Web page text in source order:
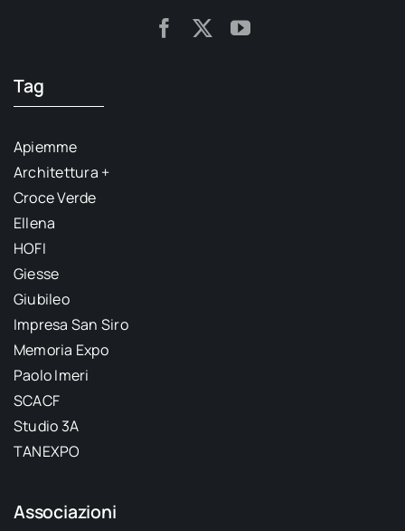
Tag
Apiemme
Architettura +
Croce Verde
Ellena
HOFI
Giesse
Giubileo
Impresa San Siro
Memoria Expo
Paolo Imeri
SCACF
Studio 3A
TANEXPO
Associazioni